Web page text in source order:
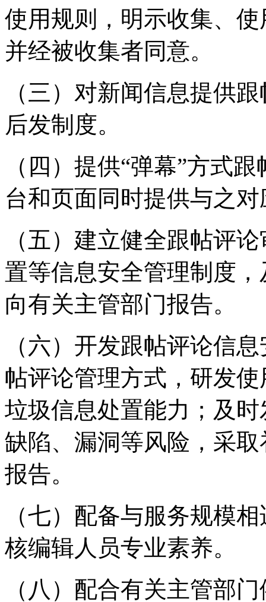
使用规则，明示收集、
并经被收集者同意。
（三）对新闻信息提供
后发制度。
（四）提供“弹幕”方式
台和页面同时提供与之
（五）建立健全跟帖评
置等信息安全管理制度
向有关主管部门报告。
（六）开发跟帖评论信
帖评论管理方式，研发
垃圾信息处置能力；及
缺陷、漏洞等风险，采
报告。
（七）配备与服务规模
核编辑人员专业素养。
（八）配合有关主管部